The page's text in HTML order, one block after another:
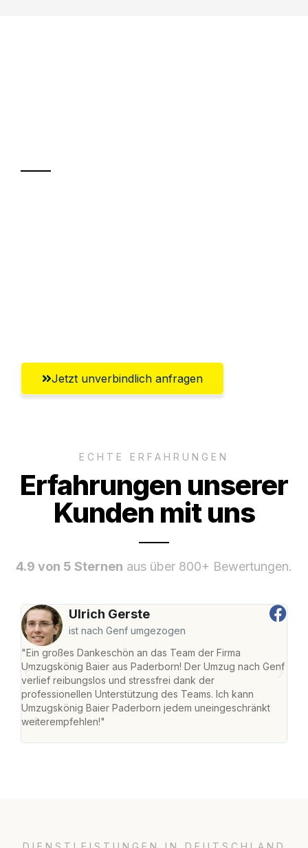
Jetzt unverbindlich anfragen
ECHTE ERFAHRUNGEN
Erfahrungen unserer
Kunden mit uns
4.9 von 5 Sternen aus über 800+ Bewertungen.
Ulrich Gerste
ist nach Genf umgezogen
"Ein großes Dankeschön an das Team der Firma
Umzugskönig Baier aus Paderborn! Der Umzug nach Genf
verlief reibungslos und stressfrei dank der
professionellen Unterstützung des Teams. Ich kann
Umzugskönig Baier Paderborn jedem uneingeschränkt
weiterempfehlen!"